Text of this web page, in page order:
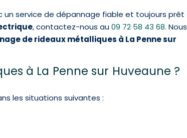
service de dépannage fiable et toujours prêt
, contactez-nous au09 72 58 43 68. Nous
de rideaux métalliques à La Penne sur
à La Penne sur Huveaune ?
les situations suivantes :